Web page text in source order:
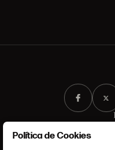
Política de Cookies